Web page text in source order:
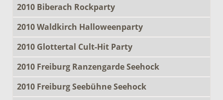
2010 Biberach Rockparty
2010 Waldkirch Halloweenparty
2010 Glottertal Cult-Hit Party
2010 Freiburg Ranzengarde Seehock
2010 Freiburg Seebühne Seehock